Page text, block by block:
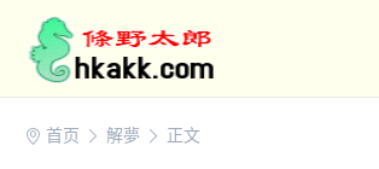
首页 解夢 正文